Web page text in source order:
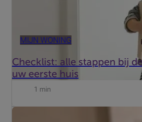
MIJN WONING
Checklist: alle stappen bij
uw eerste huis
1 min
Een woning renoveert u niet in een-